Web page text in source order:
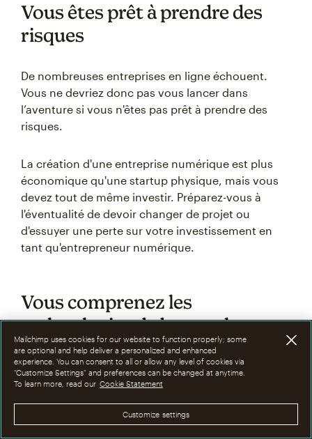
Vous êtes prêt à prendre des
risques
De nombreuses entreprises en ligne échouent.
Vous ne devriez donc pas vous lancer dans
l’aventure si vous n'êtes pas prêt à prendre des
risques.
La création d'une entreprise numérique est plus
économique qu'une startup physique, mais vous
devez tout de même investir. Préparez-vous à
l'éventualité de devoir changer de projet ou
d'essuyer une perte sur votre investissement en
tant qu'entrepreneur numérique.
Vous comprenez les
technologies de base et les
outils numériques
Les entrepreneurs numériques n’ont pas besoin
d’être des experts en codage, mais être à l’aise
avec la technologie facilite grandement les
Mailchimp uses cookies for our website to function properly; some
are optional and help deliver a personalized and enhanced
experience. You can consent to all or allow any level of cookies via
“Customize Settings” and preferences can be changed at anytime.
To learn more, read our Cookie Statement
Customize settings